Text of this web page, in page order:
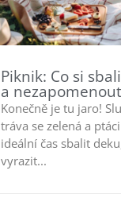
Piknik: Co si
a
Konečně je tu jaro!
tráva se zelená a
ideální čas sbalit
vyrazit...